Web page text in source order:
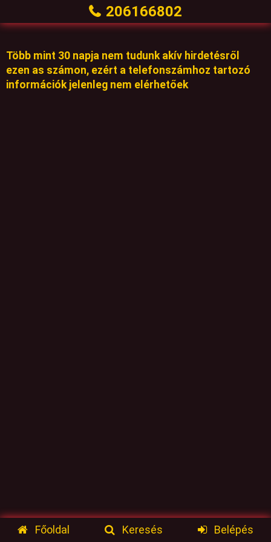
206166802
Főoldal Keresés Belépés
Több mint 30 napja nem tudunk akív hirdetésről
ezen as számon, ezért a telefonszámhoz tartozó
információk jelenleg nem elérhetőek